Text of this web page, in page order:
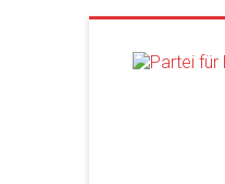
springen